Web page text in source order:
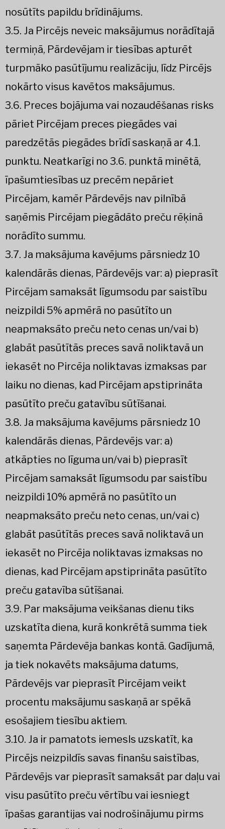
nosūtīts papildu brīdinājums.
3.5. Ja Pircējs neveic maksājumus norādītajā
termiņā, Pārdevējam ir tiesības apturēt
turpmāko pasūtījumu realizāciju, līdz Pircējs
nokārto visus kavētos maksājumus.
3.6. Preces bojājuma vai nozaudēšanas risks
pāriet Pircējam preces piegādes vai
paredzētās piegādes brīdī saskaņā ar 4.1.
punktu. Neatkarīgi no 3.6. punktā minētā,
īpašumtiesības uz precēm nepāriet
Pircējam, kamēr Pārdevējs nav pilnībā
saņēmis Pircējam piegādāto preču rēķinā
norādīto summu.
3.7. Ja maksājuma kavējums pārsniedz 10
kalendārās dienas, Pārdevējs var: a) pieprasīt
Pircējam samaksāt līgumsodu par saistību
neizpildi 5% apmērā no pasūtīto un
neapmaksāto preču neto cenas un/vai b)
glabāt pasūtītās preces savā noliktavā un
iekasēt no Pircēja noliktavas izmaksas par
laiku no dienas, kad Pircējam apstiprināta
pasūtīto preču gatavību sūtīšanai.
3.8. Ja maksājuma kavējums pārsniedz 10
kalendārās dienas, Pārdevējs var: a)
atkāpties no līguma un/vai b) pieprasīt
Pircējam samaksāt līgumsodu par saistību
neizpildi 10% apmērā no pasūtīto un
neapmaksāto preču neto cenas, un/vai c)
glabāt pasūtītās preces savā noliktavā un
iekasēt no Pircēja noliktavas izmaksas no
dienas, kad Pircējam apstiprināta pasūtīto
preču gatavība sūtīšanai.
3.9. Par maksājuma veikšanas dienu tiks
uzskatīta diena, kurā konkrētā summa tiek
saņemta Pārdevēja bankas kontā. Gadījumā,
ja tiek nokavēts maksājuma datums,
Pārdevējs var pieprasīt Pircējam veikt
procentu maksājumu saskaņā ar spēkā
esošajiem tiesību aktiem.
3.10. Ja ir pamatots iemesls uzskatīt, ka
Pircējs neizpildīs savas finanšu saistības,
Pārdevējs var pieprasīt samaksāt par daļu vai
visu pasūtīto preču vērtību vai iesniegt
īpašas garantijas vai nodrošinājumu pirms